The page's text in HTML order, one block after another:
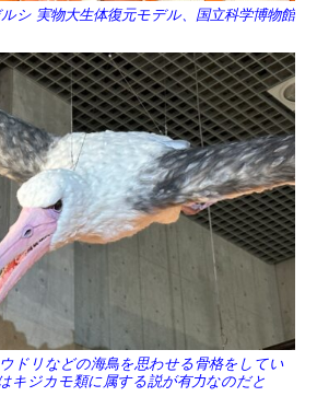
シ 実物大生体復元モデル、国立科学博物館
ドリなどの海鳥を思わせる骨格をしてい
キジカモ類に属する説が有力なのだと